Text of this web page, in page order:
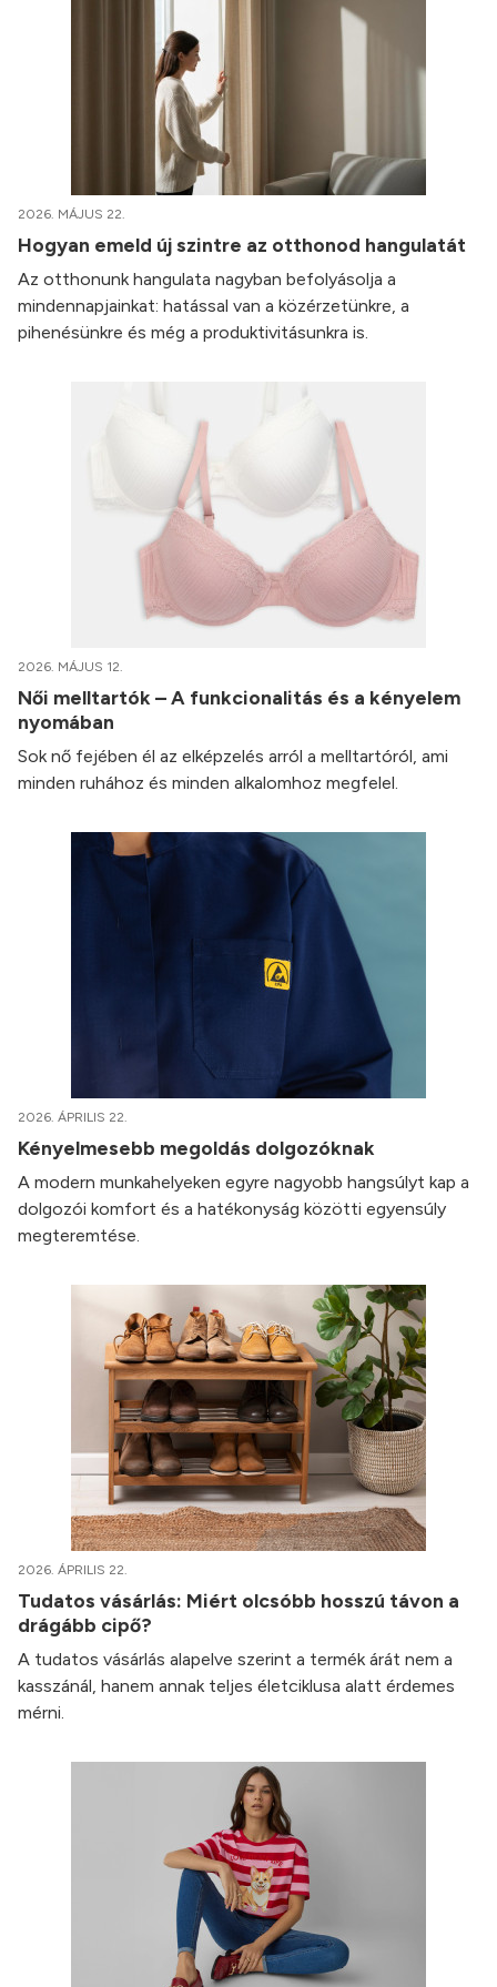
2026. MÁJUS 22.
Hogyan emeld új szintre az otthonod hangulatát
Az otthonunk hangulata nagyban befolyásolja a
mindennapjainkat: hatással van a közérzetünkre, a
pihenésünkre és még a produktivitásunkra is.
2026. MÁJUS 12.
Női melltartók – A funkcionalitás és a kényelem
nyomában
Sok nő fejében él az elképzelés arról a melltartóról, ami
minden ruhához és minden alkalomhoz megfelel.
2026. ÁPRILIS 22.
Kényelmesebb megoldás dolgozóknak
A modern munkahelyeken egyre nagyobb hangsúlyt kap a
dolgozói komfort és a hatékonyság közötti egyensúly
megteremtése.
2026. ÁPRILIS 22.
Tudatos vásárlás: Miért olcsóbb hosszú távon a
drágább cipő?
A tudatos vásárlás alapelve szerint a termék árát nem a
kasszánál, hanem annak teljes életciklusa alatt érdemes
mérni.